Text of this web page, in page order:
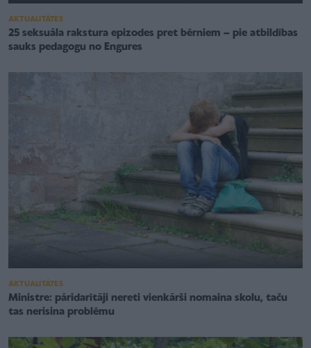
AKTUALITĀTES
25 seksuāla rakstura epizodes pret bērniem – pie atbildības
sauks pedagogu no Engures
AKTUALITĀTES
Ministre: pāridarītāji nereti vienkārši nomaina skolu, taču
tas nerisina problēmu